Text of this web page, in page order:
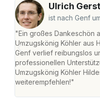
Ulrich
ist nach Genf
"Ein großes Dankeschön
Umzugskönig Köhler aus
Genf verlief reibungslos
professionellen
Umzugskönig Köhler
weiterempfehlen!"